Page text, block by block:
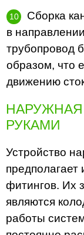
Сборка
в
трубопровод
образом, что
движению
РУКАМИ
Устройство
предполагает
фитингов. Их
являются
работы